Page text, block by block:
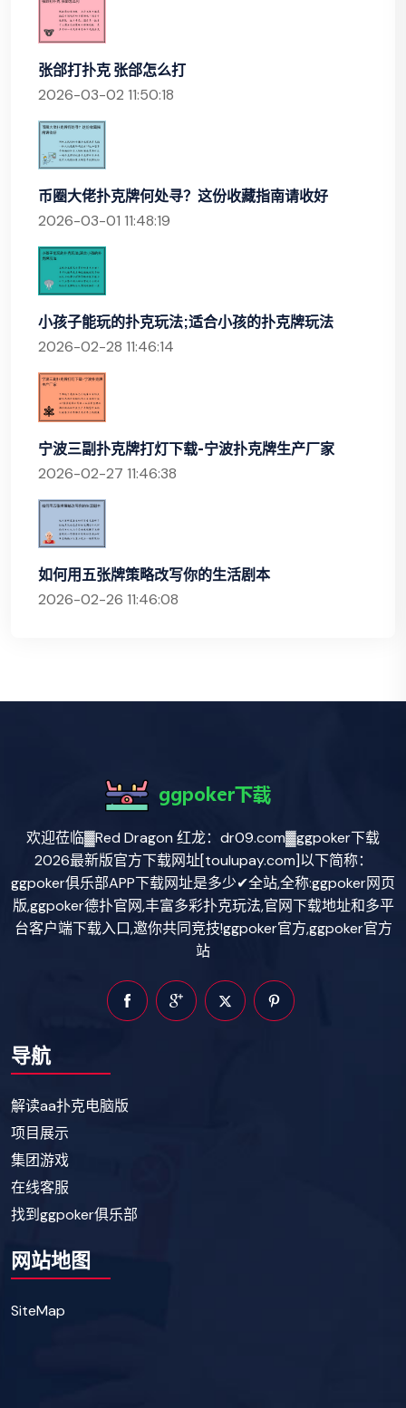
张郃打扑克 张郃怎么打
2026-03-02 11:50:18
币圈大佬扑克牌何处寻？这份收藏指南请收好
2026-03-01 11:48:19
小孩子能玩的扑克玩法;适合小孩的扑克牌玩法
2026-02-28 11:46:14
宁波三副扑克牌打灯下载-宁波扑克牌生产厂家
2026-02-27 11:46:38
如何用五张牌策略改写你的生活剧本
2026-02-26 11:46:08
欢迎莅临▓Red Dragon 红龙：dr09.com▓ggpoker下载
2026最新版官方下载网址[toulupay.com]以下简称：
ggpoker俱乐部APP下载网址是多少✔全站,全称:ggpoker网页
版,ggpoker德扑官网,丰富多彩扑克玩法,官网下载地址和多平
台客户端下载入口,邀你共同竞技!ggpoker官方,ggpoker官方
站
导航
解读aa扑克电脑版
项目展示
集团游戏
在线客服
找到ggpoker俱乐部
网站地图
SiteMap